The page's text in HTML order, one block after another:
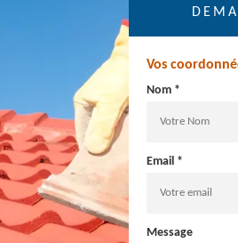
Vos
Nom *
Email *
Message